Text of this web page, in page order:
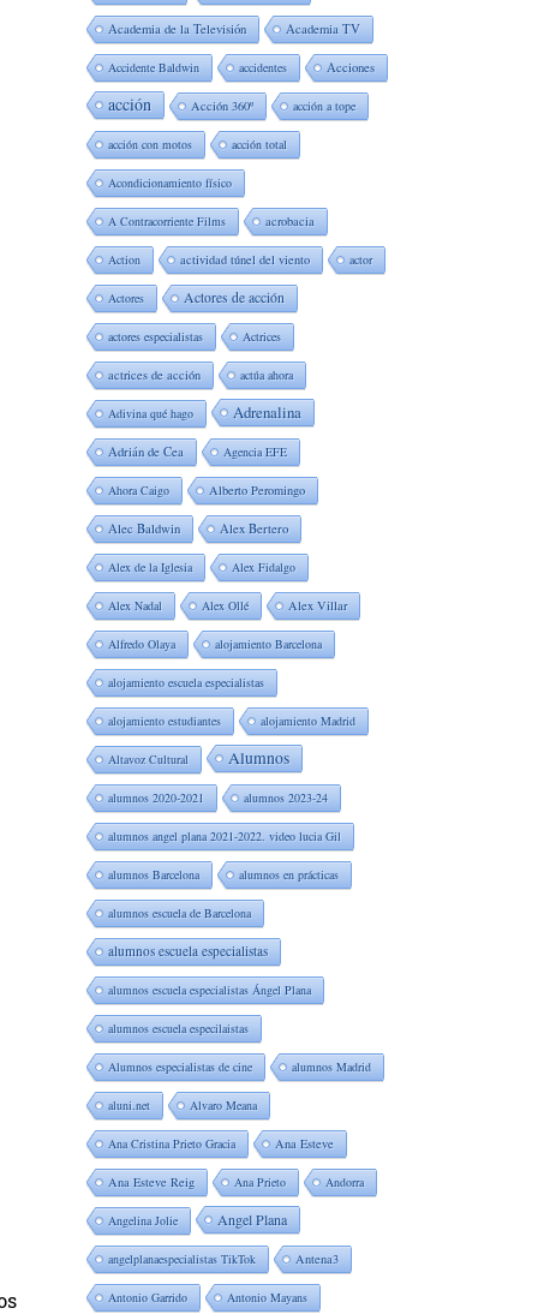
Academia de la Televisión Academia TV
Accidente Baldwin accidentes Acciones
acción Acción 360º acción a tope
acción con motos acción total
Acondicionamiento físico
A Contracorriente Films acrobacia
Action actividad túnel del viento actor
Actores Actores de acción
actores especialistas Actrices
actrices de acción actúa ahora
Adivina qué hago Adrenalina
Adrián de Cea Agencia EFE
Ahora Caigo Alberto Peromingo
Alec Baldwin Alex Bertero
Alex de la Iglesia Alex Fidalgo
Alex Nadal Alex Ollé Alex Villar
Alfredo Olaya alojamiento Barcelona
alojamiento escuela especialistas
alojamiento estudiantes alojamiento Madrid
Altavoz Cultural Alumnos
alumnos 2020-2021 alumnos 2023-24
alumnos angel plana 2021-2022. video lucia Gil
alumnos Barcelona alumnos en prácticas
alumnos escuela de Barcelona
alumnos escuela especialistas
alumnos escuela especialistas Ángel Plana
alumnos escuela especilaistas
Alumnos especialistas de cine alumnos Madrid
aluni.net Alvaro Meana
Ana Cristina Prieto Gracia Ana Esteve
Ana Esteve Reig Ana Prieto Andorra
Angelina Jolie Angel Plana
angelplanaespecialistas TikTok Antena3
Antonio Garrido Antonio Mayans